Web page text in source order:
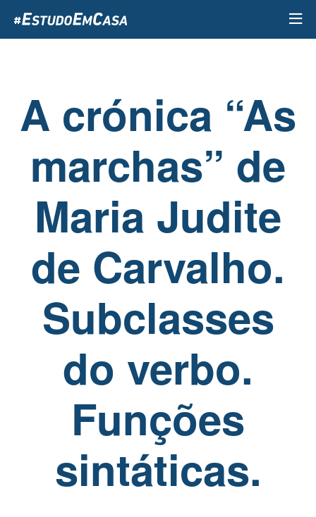
para
o
A crónica “As
marchas” de
Maria Judite
de Carvalho.
Subclasses
do verbo.
Funções
sintáticas.